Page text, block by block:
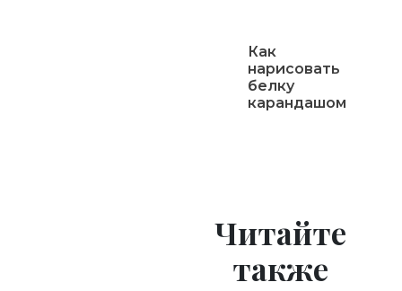
Как
нарисовать
белку
карандашом
Читайте
также